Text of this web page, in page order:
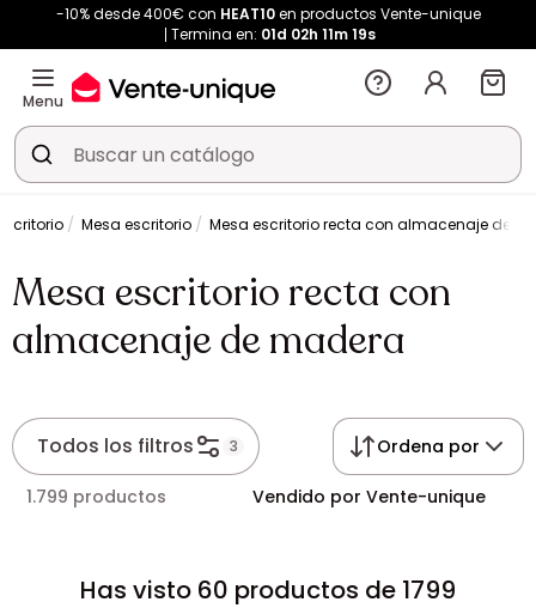
-10% desde 400€ con HEAT10en productos Vente-unique
Termina en: 01d 02h 11m18s
Menu
Mesa escritorio Mesa escritorio recta con almacenaje de
Mesa escritorio recta con
almacenaje de madera
Todos los filtros 3 Ordena por
1.799 productos Vendido por Vente-unique
Has visto 60 productos de 1799